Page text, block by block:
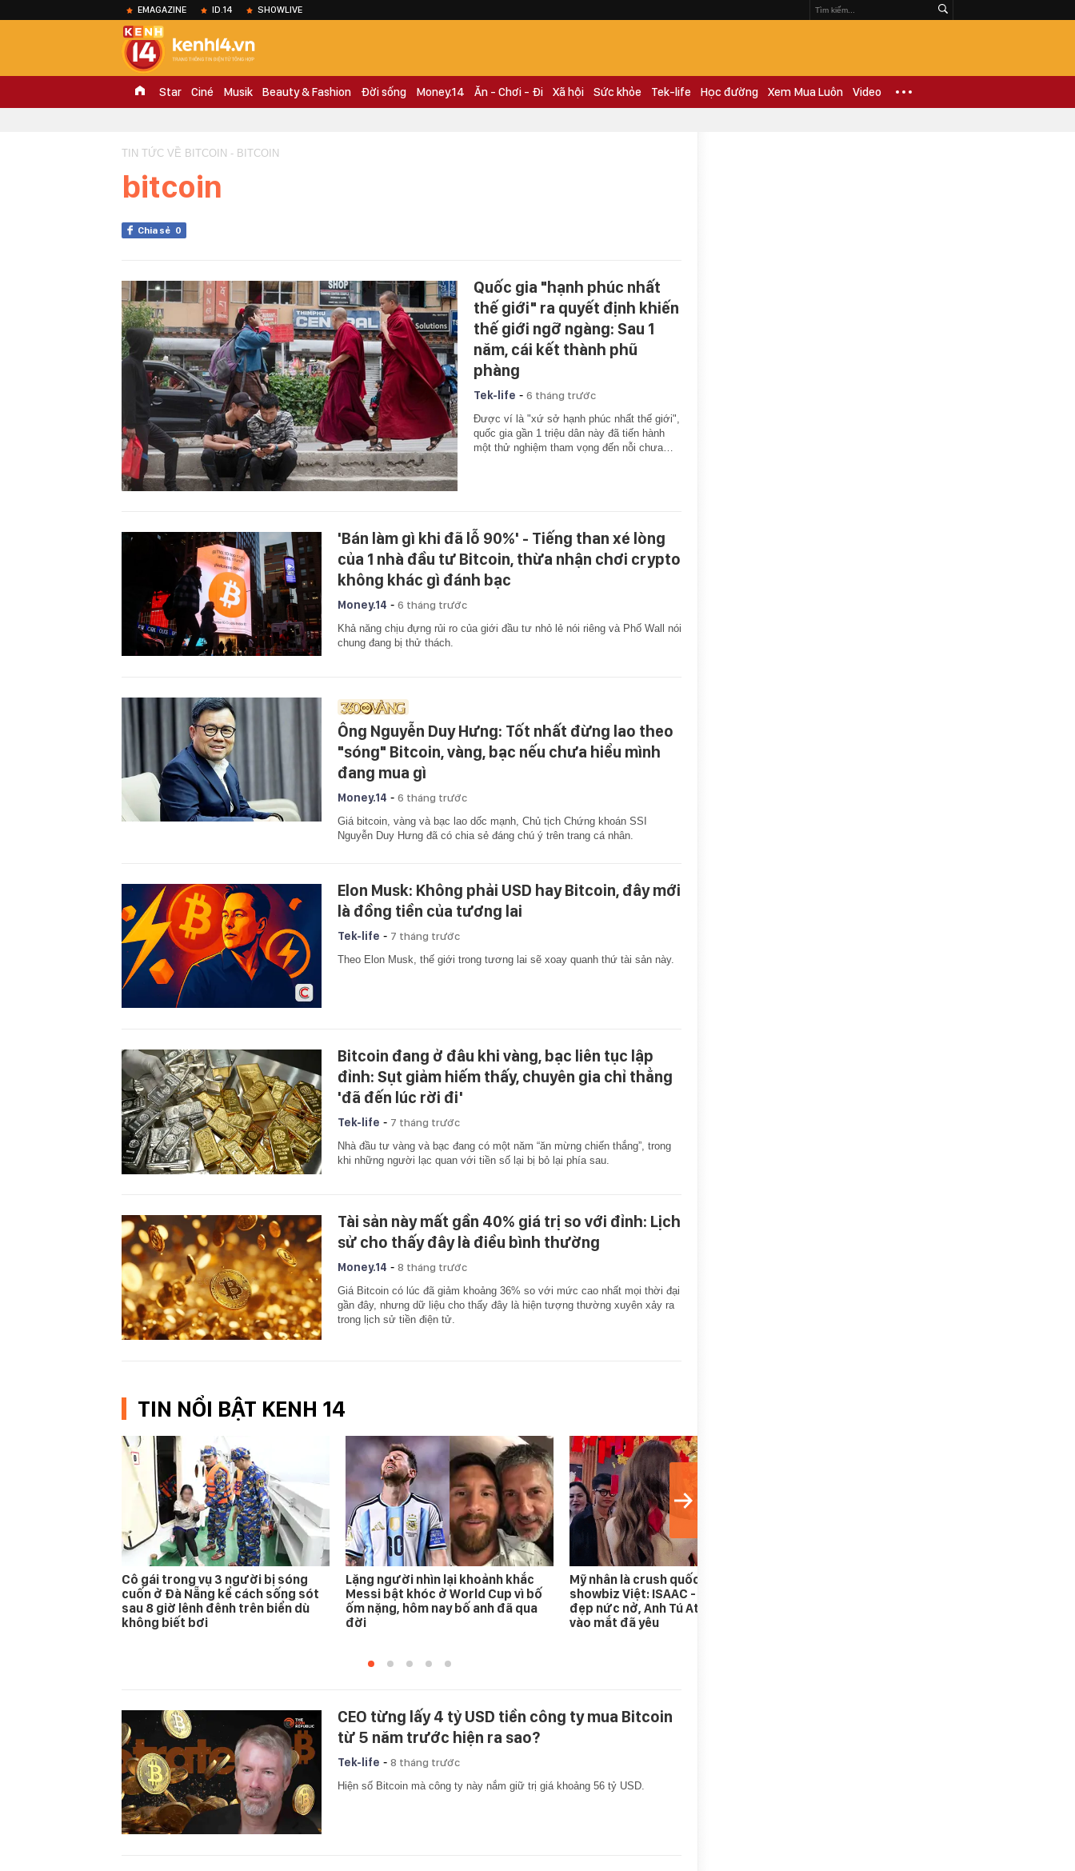
EMAGAZINE ID.14 SHOWLIVE
Star Ciné Musik Beauty & Fashion Đời sống Money.14 Ăn - Chơi - Đi Xã hội Sức khỏe Tek-life Học đường Xem Mua Luôn Video
TIN TỨC VỀ BITCOIN - BITCOIN
bitcoin
Chia sẻ 0
Quốc gia "hạnh phúc nhất
thế giới" ra quyết định khiến
thế giới ngỡ ngàng: Sau 1
năm, cái kết thành phũ
phàng
Tek-life - 6 tháng trước
Được ví là "xứ sở hạnh phúc nhất thế giới",
quốc gia gần 1 triệu dân này đã tiến hành
một thử nghiệm tham vọng đến nỗi chưa…
'Bán làm gì khi đã lỗ 90%' - Tiếng than xé lòng
của 1 nhà đầu tư Bitcoin, thừa nhận chơi crypto
không khác gì đánh bạc
Money.14 - 6 tháng trước
Khả năng chịu đựng rủi ro của giới đầu tư nhỏ lẻ nói riêng và Phố Wall nói
chung đang bị thử thách.
Ông Nguyễn Duy Hưng: Tốt nhất đừng lao theo
"sóng" Bitcoin, vàng, bạc nếu chưa hiểu mình
đang mua gì
Money.14 - 6 tháng trước
Giá bitcoin, vàng và bạc lao dốc mạnh, Chủ tịch Chứng khoán SSI
Nguyễn Duy Hưng đã có chia sẻ đáng chú ý trên trang cá nhân.
Elon Musk: Không phải USD hay Bitcoin, đây mới
là đồng tiền của tương lai
Tek-life - 7 tháng trước
Theo Elon Musk, thế giới trong tương lai sẽ xoay quanh thứ tài sản này.
Bitcoin đang ở đâu khi vàng, bạc liên tục lập
đỉnh: Sụt giảm hiếm thấy, chuyên gia chỉ thẳng
'đã đến lúc rời đi'
Tek-life - 7 tháng trước
Nhà đầu tư vàng và bạc đang có một năm “ăn mừng chiến thắng”, trong
khi những người lạc quan với tiền số lại bị bỏ lại phía sau.
Tài sản này mất gần 40% giá trị so với đỉnh: Lịch
sử cho thấy đây là điều bình thường
Money.14 - 8 tháng trước
Giá Bitcoin có lúc đã giảm khoảng 36% so với mức cao nhất mọi thời đại
gần đây, nhưng dữ liệu cho thấy đây là hiện tượng thường xuyên xảy ra
trong lịch sử tiền điện tử.
TIN NỔI BẬT KENH 14
Cô gái trong vụ 3 người bị sóng
cuốn ở Đà Nẵng kể cách sống sót
sau 8 giờ lênh đênh trên biển dù
không biết bơi
Lặng người nhìn lại khoảnh khắc
Messi bật khóc ở World Cup vì bố
ốm nặng, hôm nay bố anh đã qua
đời
Mỹ nhân là crush quốc dân của
showbiz Việt: ISAAC - Binz khen
đẹp nức nở, Anh Tú Atus vừa nhìn
vào mắt đã yêu
CEO từng lấy 4 tỷ USD tiền công ty mua Bitcoin
từ 5 năm trước hiện ra sao?
Tek-life - 8 tháng trước
Hiện số Bitcoin mà công ty này nắm giữ trị giá khoảng 56 tỷ USD.